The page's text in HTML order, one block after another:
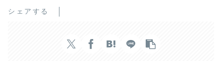
シェアする